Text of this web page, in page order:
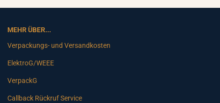
MEHR ÜBER...
Verpackungs- und Versandkosten
ElektroG/WEEE
VerpackG
Callback Rückruf Service